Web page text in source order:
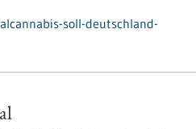
soll-deutschland-